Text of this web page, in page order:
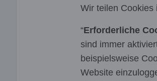
Wir teilen Cookies
“Erforderliche
sind immer
beispielsweise
Website